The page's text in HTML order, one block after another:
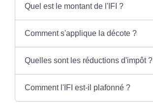
Quel est le montant de l'IFI ?
Comment s'applique la décote ?
Quelles sont les réductions d'impôt ?
Comment l'IFI est-il plafonné ?